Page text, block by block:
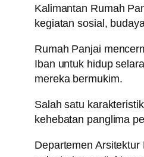
Kalimantan Rumah
kegiatan sosial,
Rumah Panjai
Iban untuk hidup
mereka bermukim.
Salah satu
kehebatan panglima
Departemen